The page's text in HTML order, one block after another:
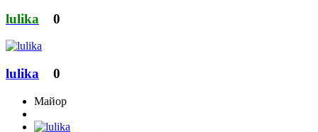
lulika 0
lulika 0
Майор